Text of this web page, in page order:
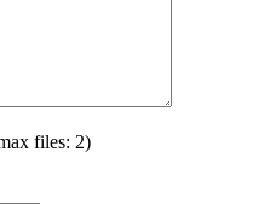
м’яко видаляють зубний
files: 2)